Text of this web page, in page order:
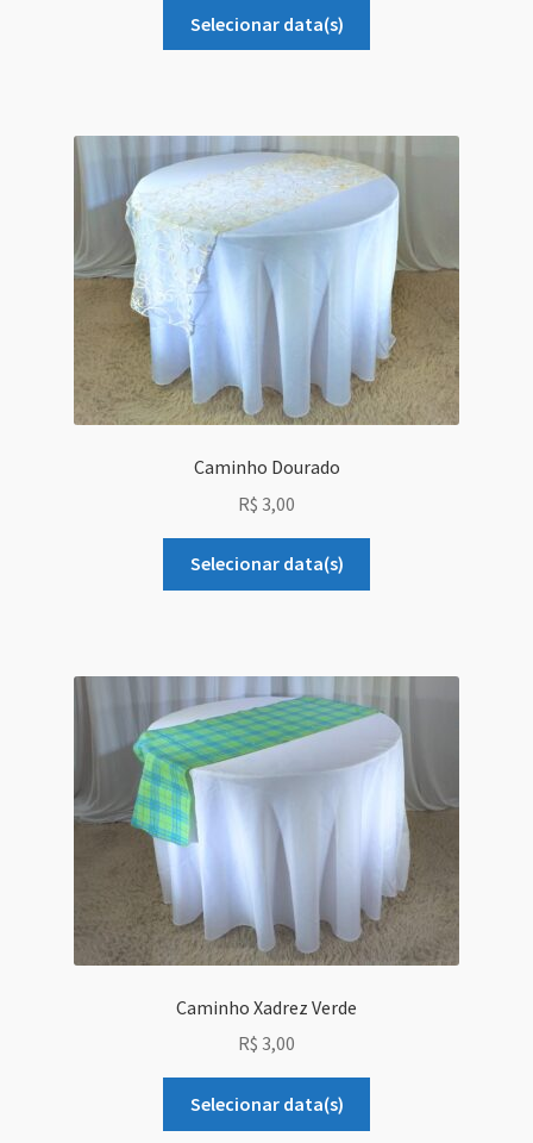
Selecionar data(s)
Caminho Dourado
R$ 3,00
Selecionar data(s)
Caminho Xadrez Verde
R$ 3,00
Selecionar data(s)